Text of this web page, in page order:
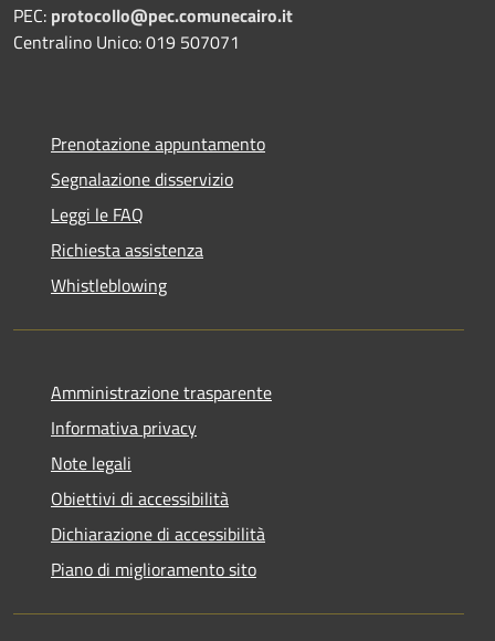
PEC: protocollo@pec.comunecairo.it
Centralino Unico: 019 507071
Prenotazione appuntamento
Segnalazione disservizio
Leggi le FAQ
Richiesta assistenza
Whistleblowing
Amministrazione trasparente
Informativa privacy
Note legali
Obiettivi di accessibilità
Dichiarazione di accessibilità
Piano di miglioramento sito